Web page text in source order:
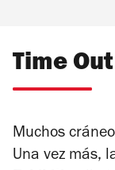
Time
Muchos
Una vez más,